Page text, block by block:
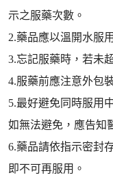
示之服藥次數。
2.藥品應以溫開水服
3.忘記服藥時，若未
4.服藥前應注意外包
5.最好避免同時服用
如無法避免，應告知
6.藥品請依指示密封
即不可再服用。